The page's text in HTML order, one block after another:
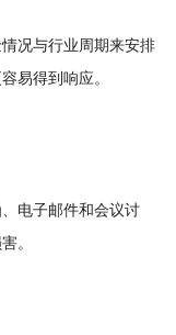
况与行业周期来安排
易得到响应。
电子邮件和会议讨
。